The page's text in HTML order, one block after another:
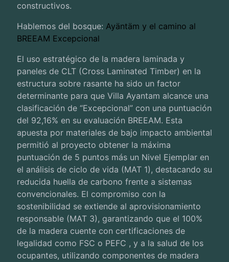
constructivos.
Hablemos del bosque: Ayäntäm y el camino al
BREEAM Excepcional
El uso estratégico de la madera laminada y
paneles de CLT (Cross Laminated Timber) en la
estructura sobre rasante ha sido un factor
determinante para que Villa Ayantam alcance una
clasificación de “Excepcional” con una puntuación
del 92,16% en su evaluación BREEAM. Esta
apuesta por materiales de bajo impacto ambiental
permitió al proyecto obtener la máxima
puntuación de 5 puntos más un Nivel Ejemplar en
el análisis de ciclo de vida (MAT 1), destacando su
reducida huella de carbono frente a sistemas
convencionales. El compromiso con la
sostenibilidad se extiende al aprovisionamiento
responsable (MAT 3), garantizando que el 100%
de la madera cuente con certificaciones de
legalidad como FSC o PEFC , y a la salud de los
ocupantes, utilizando componentes de madera